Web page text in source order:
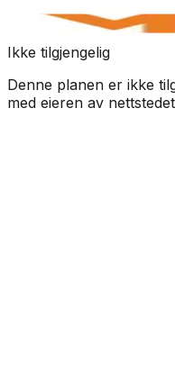
Ikke tilgjengelig
Denne planen er ikke
med eieren av